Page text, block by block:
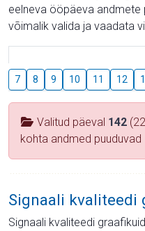
eelneva ööpäeva andmete
võimalik valida ja vaadata
7 8 9 10 11 12
Valitud päeval 142
kohta andmed puuduvad
Signaali kvaliteedi
Signaali kvaliteedi